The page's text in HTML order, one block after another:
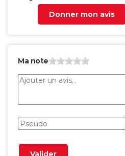
Donner mon avis
Ma note